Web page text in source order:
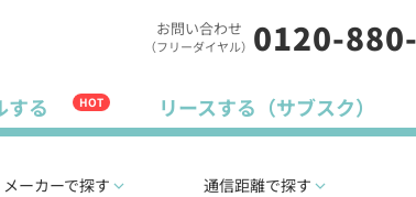
お問い合わせ
（フリーダイヤル） 0120-
する HOT リースする（サブスク）
メーカーで探す 通信距離で探す